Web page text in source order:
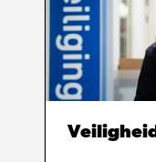
Veiligheid